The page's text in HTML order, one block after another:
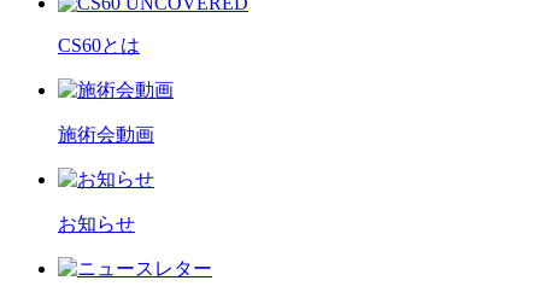
CS60とは
施術会動画
お知らせ